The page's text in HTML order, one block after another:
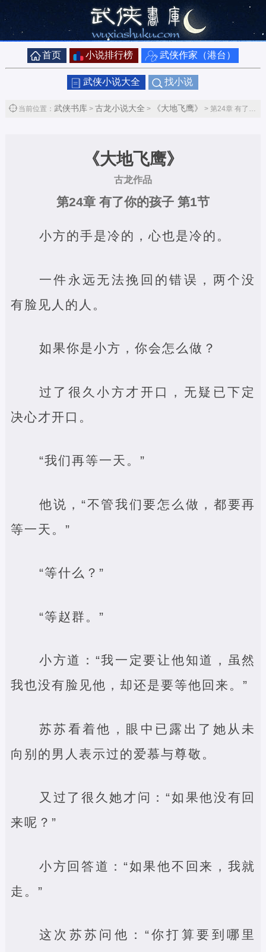
首页 小说排行榜 武侠作家（港台）
武侠小说大全 找小说
当前位置： 武侠书库> 古龙小说大全 > 《大地飞鹰》 > 第24章 有了你的孩子第1节
《大地飞鹰》
古龙作品
第24章 有了你的孩子 第1节
小方的手是冷的，心也是冷的。
一件永远无法挽回的错误，两个没
有脸见人的人。
如果你是小方，你会怎么做？
过了很久小方才开口，无疑已下定
决心才开口。
“我们再等一天。”
他说，“不管我们要怎么做，都要再
等一天。”
“等什么？”
“等赵群。”
小方道：“我一定要让他知道，虽然
我也没有脸见他，却还是要等他回来。”
苏苏看着他，眼中已露出了她从未
向别的男人表示过的爱慕与尊敬。
又过了很久她才问：“如果他没有回
来呢？”
小方回答道：“如果他不回来，我就
走。”
这次苏苏问他：“你打算要到哪里